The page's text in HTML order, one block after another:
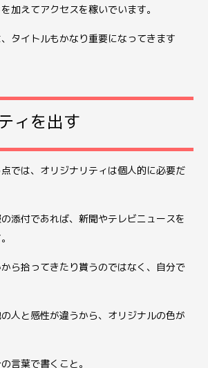
加えてアクセスを稼いでいます。
タイトルもかなり重要になってきます
ィを出す
では、オリジナリティは個人的に必要だ
添付であれば、新聞やテレビニュースを
ら拾ってきたり貰うのではなく、自分で
人と感性が違うから、オリジナルの色が
言葉で書くこと。